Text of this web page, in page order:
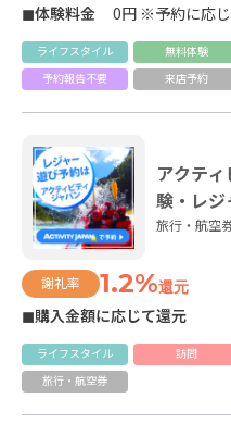
◼体験料金 0円 ※予約に応
ライフスタイル 無料体験
予約報告不要
来店予約
アクテ
験・レジ
旅行・航空
謝礼率 1.2%還元
◼購入金額に応じて還元
ライフスタイル 訪問
旅行・航空券